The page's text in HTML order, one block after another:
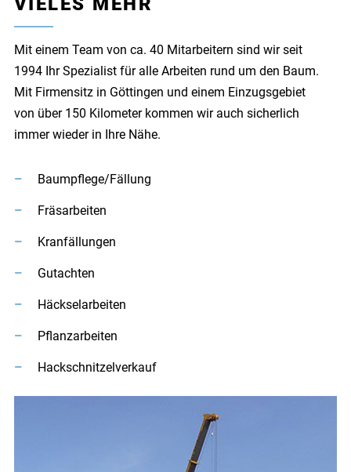
Mit einem Team von ca. 40 Mitarbeitern sind wir seit
1994 Ihr Spezialist für alle Arbeiten rund um den Baum.
Mit Firmensitz in Göttingen und einem Einzugsgebiet
von über 150 Kilometer kommen wir auch sicherlich
immer wieder in Ihre Nähe.
Baumpflege/Fällung
Fräsarbeiten
Kranfällungen
Gutachten
Häckselarbeiten
Pflanzarbeiten
Hackschnitzelverkauf